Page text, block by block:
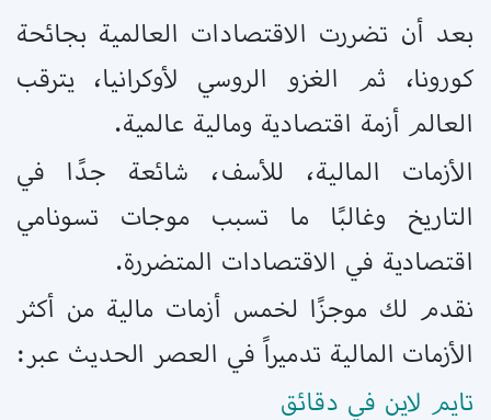
بعد أن تضررت الاقتصادات العالمية بجائحة
كورونا، ثم الغزو الروسي لأوكرانيا، يترقب
العالم أزمة اقتصادية ومالية عالمية.
الأزمات المالية، للأسف، شائعة جدًا في
التاريخ وغالبًا ما تسبب موجات تسونامي
اقتصادية في الاقتصادات المتضررة.
نقدم لك موجزًا ​​لخمس أزمات مالية من أكثر
الأزمات المالية تدميراً في العصر الحديث عبر:
تايم لاين في دقائق